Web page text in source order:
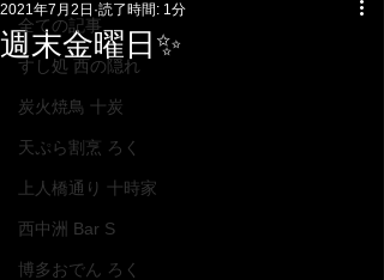
全ての記事
すし処 西の隠れ
炭火焼鳥 十炭
天ぷら割烹 ろく
上人橋通り 十時家
西中洲 Bar S
博多おでん ろく
週末金曜日✨
2021年7月2日 読了時間: 1分